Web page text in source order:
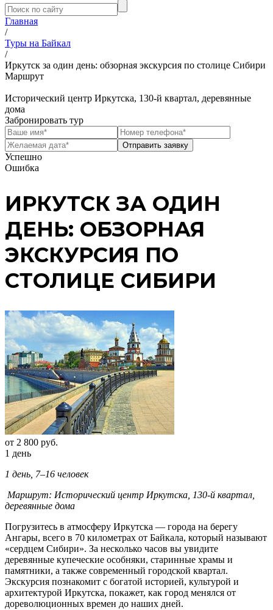
Главная
/
Туры на Байкал
/
Иркутск за один день: обзорная экскурсия по столице Сибири
Маршрут
Исторический центр Иркутска, 130-й квартал, деревянные
дома
Забронировать тур
Успешно
Ошибка
ИРКУТСК ЗА ОДИН
ДЕНЬ: ОБЗОРНАЯ
ЭКСКУРСИЯ ПО
СТОЛИЦЕ СИБИРИ
от 2 800 руб.
1 день
1 день, 7–16 человек
Маршрут: Исторический центр Иркутска, 130-й квартал,
деревянные дома
Погрузитесь в атмосферу Иркутска — города на берегу
Ангары, всего в 70 километрах от Байкала, который называют
«сердцем Сибири». За несколько часов вы увидите
деревянные купеческие особняки, старинные храмы и
памятники, а также современный городской квартал.
Экскурсия познакомит с богатой историей, культурой и
архитектурой Иркутска, покажет, как город менялся от
дореволюционных времен до наших дней.